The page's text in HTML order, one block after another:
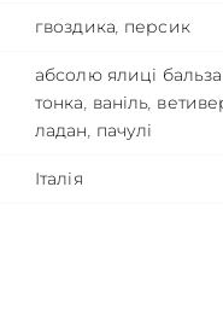
гвоздика персик
абсолю ялиці
тонка ваніль
ладан пачулі
Італія